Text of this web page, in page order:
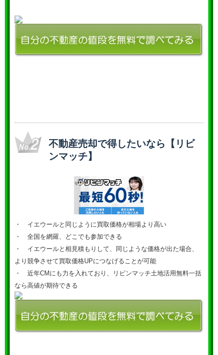
不動産売却で得したいなら【リビ
ンマッチ】
・ イエウールと同じように買取価格が相場より高い
・ 全国を網羅、どこでも参加できる
・ イエウールと相見積もりして、同じような価格が出た場合、
より競争させて買取価格UPにつなげることが可能
・ 近年CMにも力を入れており、リビンマッチ土地活用無料一括
なら高値が期待できる